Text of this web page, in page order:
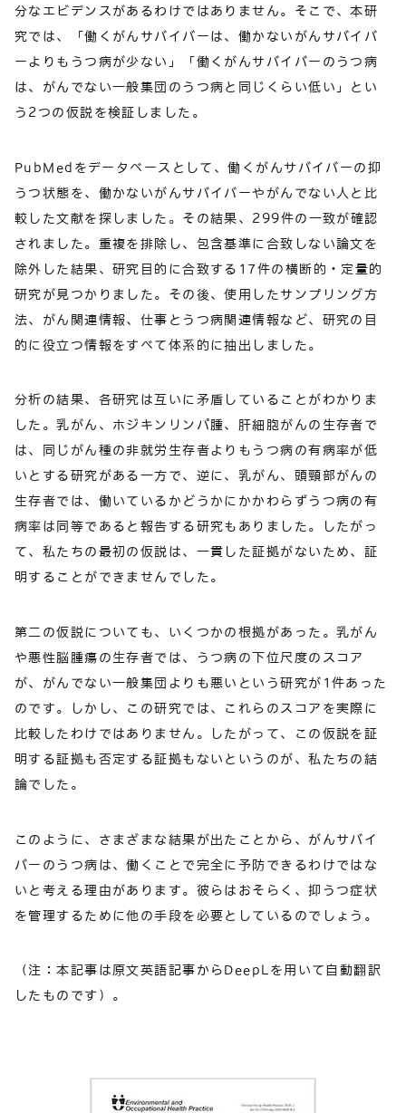
分なエビデンスがあるわけではありません。そこで、本研
究では、「働くがんサバイバーは、働かないがんサバイバ
ーよりもうつ病が少ない」「働くがんサバイバーのうつ病
は、がんでない一般集団のうつ病と同じくらい低い」とい
う2つの仮説を検証しました。
PubMedをデータベースとして、働くがんサバイバーの抑
うつ状態を、働かないがんサバイバーやがんでない人と比
較した文献を探しました。その結果、299件の一致が確認
されました。重複を排除し、包含基準に合致しない論文を
除外した結果、研究目的に合致する17件の横断的・定量的
研究が見つかりました。その後、使用したサンプリング方
法、がん関連情報、仕事とうつ病関連情報など、研究の目
的に役立つ情報をすべて体系的に抽出しました。
分析の結果、各研究は互いに矛盾していることがわかりま
した。乳がん、ホジキンリンパ腫、肝細胞がんの生存者で
は、同じがん種の非就労生存者よりもうつ病の有病率が低
いとする研究がある一方で、逆に、乳がん、頭頸部がんの
生存者では、働いているかどうかにかかわらずうつ病の有
病率は同等であると報告する研究もありました。したがっ
て、私たちの最初の仮説は、一貫した証拠がないため、証
明することができませんでした。
第二の仮説についても、いくつかの根拠があった。乳がん
や悪性脳腫瘍の生存者では、うつ病の下位尺度のスコア
が、がんでない一般集団よりも悪いという研究が1件あった
のです。しかし、この研究では、これらのスコアを実際に
比較したわけではありません。したがって、この仮説を証
明する証拠も否定する証拠もないというのが、私たちの結
論でした。
このように、さまざまな結果が出たことから、がんサバイ
バーのうつ病は、働くことで完全に予防できるわけではな
いと考える理由があります。彼らはおそらく、抑うつ症状
を管理するために他の手段を必要としているのでしょう。
（注：本記事は原文英語記事からDeepLを用いて自動翻訳
したものです）。